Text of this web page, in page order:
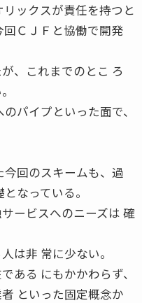
ックスが責任を持つと
ＣＪＦと協働で開発
、これまでのとこ ろ
パイプといった面で、
回のスキームも、過
なっている。
ービスへのニーズは 確
は非 常に少ない。
ある にもかかわらず、
といった固定概念か